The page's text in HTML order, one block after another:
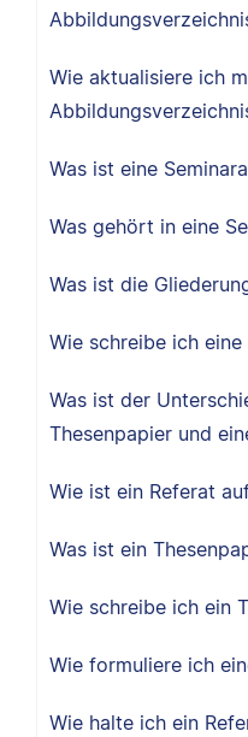
Wie aktualisiere ich
Was ist eine
Was gehört in eine
Was ist die
Wie schreibe ich
Was ist der
Thesenpapier und
Wie ist ein Referat
Was ist ein
Wie schreibe ich ein
Wie formuliere ich
Wie halte ich ein